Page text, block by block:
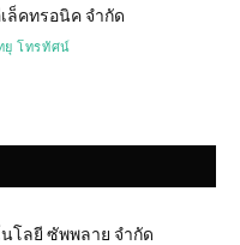
ล็คทรอนิค จำกัด
ยุ โทรทัศน์
โลยี ซัพพลาย จำกัด